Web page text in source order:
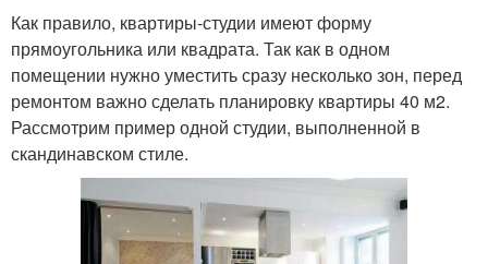
Как правило, квартиры-студии имеют форму
прямоугольника или квадрата. Так как в одном
помещении нужно уместить сразу несколько зон, перед
ремонтом важно сделать планировку квартиры 40 м2.
Рассмотрим пример одной студии, выполненной в
скандинавском стиле.